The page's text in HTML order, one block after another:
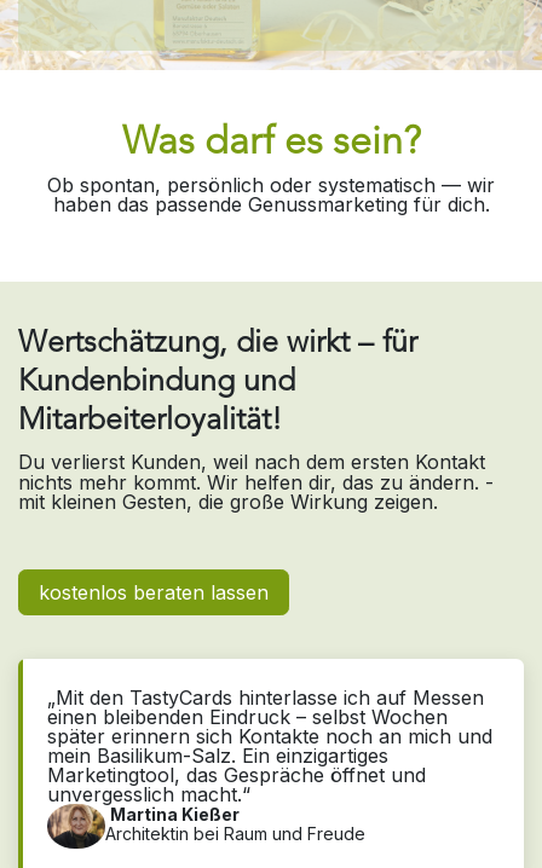
Was darf es sein?
Ob spontan, persönlich oder systematisch — wir
haben das passende Genussmarketing für dich.
Wertschätzung, die wirkt – für
Kundenbindung und
Mitarbeiterloyalität!
Du verlierst Kunden, weil nach dem ersten Kontakt
nichts mehr kommt. Wir helfen dir, das zu ändern. -
mit kleinen Gesten, die große Wirkung zeigen.
kostenlos beraten lassen
„Mit den TastyCards hinterlasse ich auf Messen
einen bleibenden Eindruck – selbst Wochen
später erinnern sich Kontakte noch an mich und
mein Basilikum-Salz. Ein einzigartiges
Marketingtool, das Gespräche öffnet und
unvergesslich macht.“
Martina Kießer
Architektin bei Raum und Freude